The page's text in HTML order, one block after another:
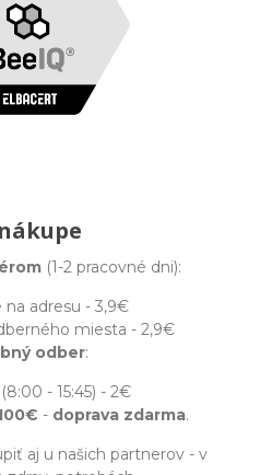
(1-2 pracovné dni):
na adresu - 3,9€
miesta - 2,9€
odber:
- 15:45) - 2€
- doprava zdarma.
aj u našich partnerov - v